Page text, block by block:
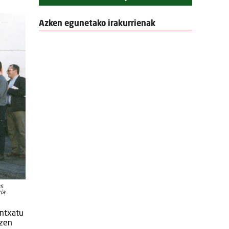
Azken egunetako irakurrienak